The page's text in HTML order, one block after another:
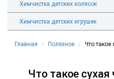
Химчистка детских колясок
Химчистка детских игрушек
Главная Полезное Что такое
Что такое